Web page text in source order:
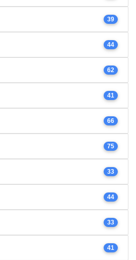
39
44
62
41
66
75
33
44
33
41